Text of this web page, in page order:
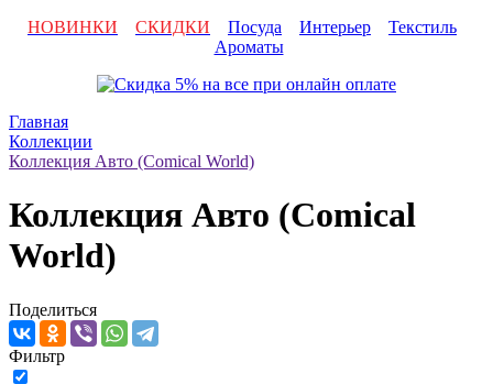
НОВИНКИ
СКИДКИ Посуда Интерьер
Текстиль
Ароматы
Главная
Коллекции
Коллекция Авто (Comical World)
Коллекция Авто (Comical
World)
Поделиться
Фильтр